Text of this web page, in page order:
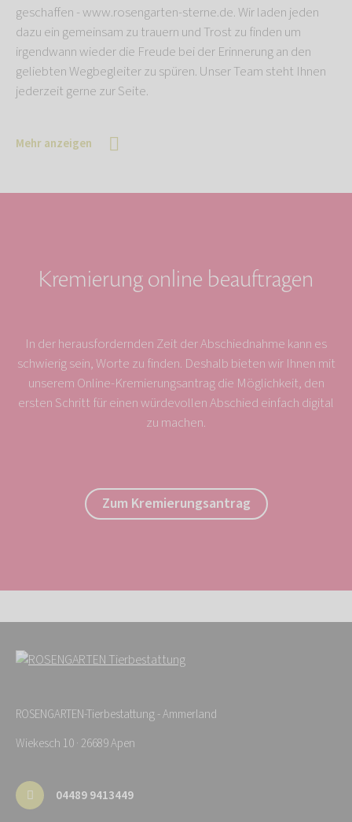
geschaffen - www.rosengarten-sterne.de. Wir laden jeden
dazu ein gemeinsam zu trauern und Trost zu finden um
irgendwann wieder die Freude bei der Erinnerung an den
geliebten Wegbegleiter zu spüren. Unser Team steht Ihnen
jederzeit gerne zur Seite.
Mehr anzeigen
Kremierung online beauftragen
In der herausfordernden Zeit der Abschiednahme kann es
schwierig sein, Worte zu finden. Deshalb bieten wir Ihnen mit
unserem Online-Kremierungsantrag die Möglichkeit, den
ersten Schritt für einen würdevollen Abschied einfach digital
zu machen.
Zum Kremierungsantrag
ROSENGARTEN-Tierbestattung - Ammerland
Wiekesch 10 · 26689 Apen
04489 9413449